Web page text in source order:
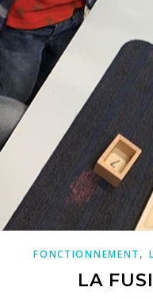
FONCTIONNEMENT ,
LA